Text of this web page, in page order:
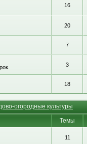
16
20
7
3
18
огородные культуры
Темы
11